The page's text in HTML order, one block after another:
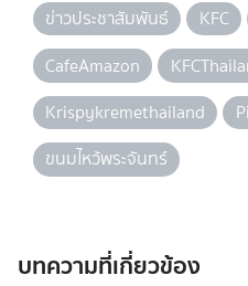
ข่าวประชาสัมพันธ์ KFC
CafeAmazon
Krispykremethailand
ขนมไหว้พระจันทร์
บทความที่เกี่ยวข้อง